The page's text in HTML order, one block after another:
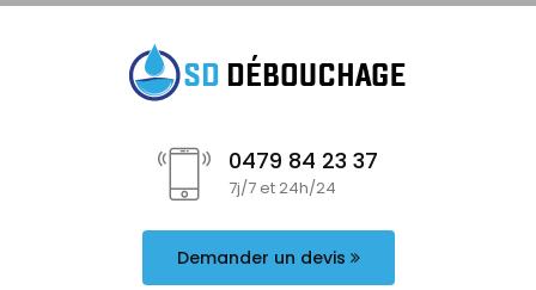
0479 84 23 37
7j/7 et 24h/24
Demander un devis